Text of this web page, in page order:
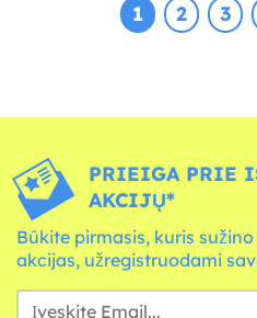
1 2 3
PRIEIGA PRIE
AKCIJŲ*
Būkite pirmasis, kuris
akcijas, užregistruodami